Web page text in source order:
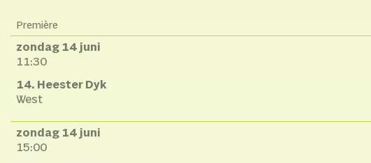
Première
zondag 14 juni
11:30
14. Heester Dyk
West
zondag 14 juni
15:00